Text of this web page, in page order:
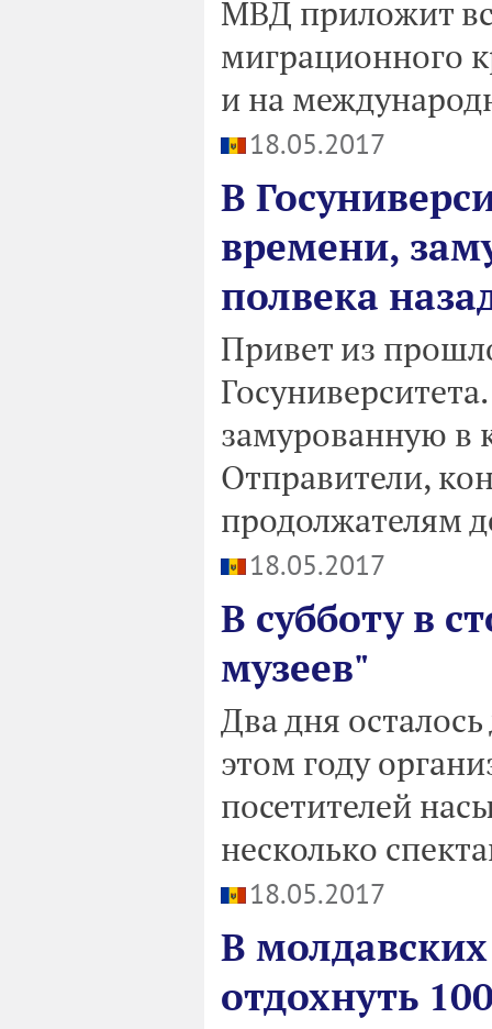
МВД приложит
миграционного
и на
18.05.2017
В
времени,
полвека
Привет из
замурованную в
Отправители,
продолжателям
18.05.2017
В субботу в
музеев"
Два дня
этом году
посетителей
несколько
18.05.2017
В
отдохнуть